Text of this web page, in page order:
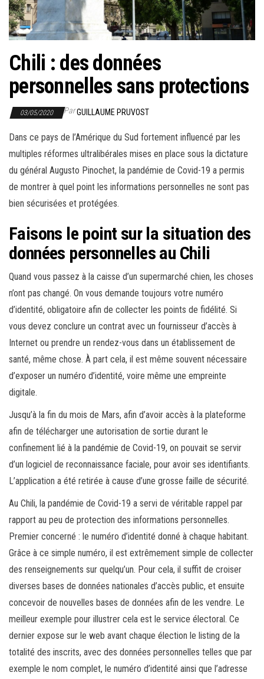
l
a
v
t
i
o
Chili : des données
personnelles sans protections
03/05/2020 ParGUILLAUME PRUVOST
Dans ce pays de l’Amérique du Sud fortement influencé par les
multiples réformes ultralibérales mises en place sous la dictature
du général Augusto Pinochet, la pandémie de Covid-19 a permis
de montrer à quel point les informations personnelles ne sont pas
bien sécurisées et protégées.
Faisons le point sur la situation des
données personnelles au Chili
Quand vous passez à la caisse d’un supermarché chien, les choses
n’ont pas changé. On vous demande toujours votre numéro
d’identité, obligatoire afin de collecter les points de fidélité. Si
vous devez conclure un contrat avec un fournisseur d’accès à
Internet ou prendre un rendez-vous dans un établissement de
santé, même chose. À part cela, il est même souvent nécessaire
d’exposer un numéro d’identité, voire même une empreinte
digitale.
Jusqu’à la fin du mois de Mars, afin d’avoir accès à la plateforme
afin de télécharger une autorisation de sortie durant le
confinement lié à la pandémie de Covid-19, on pouvait se servir
d’un logiciel de reconnaissance faciale, pour avoir ses identifiants.
L’application a été retirée à cause d’une grosse faille de sécurité.
Au Chili, la pandémie de Covid-19 a servi de véritable rappel par
rapport au peu de protection des informations personnelles.
Premier concerné : le numéro d’identité donné à chaque habitant.
Grâce à ce simple numéro, il est extrêmement simple de collecter
des renseignements sur quelqu’un. Pour cela, il suffit de croiser
diverses bases de données nationales d’accès public, et ensuite
concevoir de nouvelles bases de données afin de les vendre. Le
meilleur exemple pour illustrer cela est le service électoral. Ce
dernier expose sur le web avant chaque élection le listing de la
totalité des inscrits, avec des données personnelles telles que par
exemple le nom complet, le numéro d’identité ainsi que l’adresse